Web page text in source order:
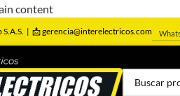
content
| 📩 gerencia@interelectricos.com